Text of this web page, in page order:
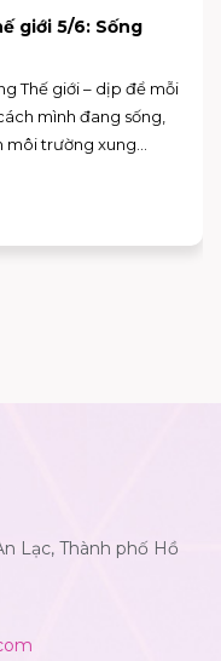
da luôn khỏe đẹp
nắng gắt, tia UV
thêm điều hòa khiến
căng – kích ứng.
dưỡng ẩm nhẹ,
thông minh, da sẽ dễ
Lạc, Thành phố Hồ